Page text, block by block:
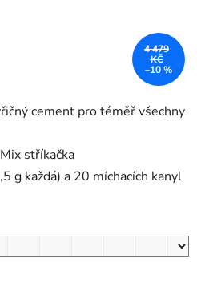
cement pro téměř všechny
stříkačka
g každá) a 20 míchacích kanyl
4 479
KČ
–10 %